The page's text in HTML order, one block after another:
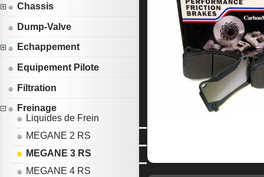
Chassis
Dump-Valve
Echappement
Equipement Pilote
Filtration
Freinage
Liquides de Frein
MEGANE 2 RS
MEGANE 3 RS
MEGANE 4 RS